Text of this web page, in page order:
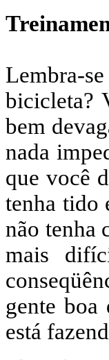
Lembra-
bicicleta?
bem
nada
que você
tenha tido
não tenha
mais
gente boa
está